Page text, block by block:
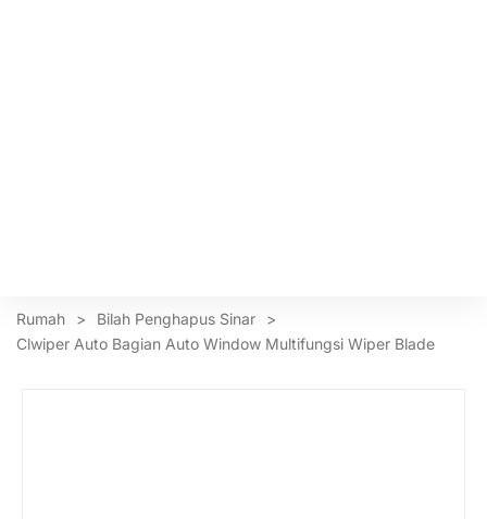
Rumah > Bilah Penghapus Sinar
>
Clwiper Auto Bagian Auto Window Multifungsi Wiper Blade